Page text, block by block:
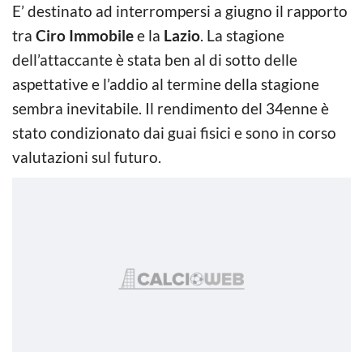
E’ destinato ad interrompersi a giugno il rapporto
tra Ciro Immobilee la Lazio. La stagione
dell’attaccante è stata ben al di sotto delle
aspettative e l’addio al termine della stagione
sembra inevitabile. Il rendimento del 34enne è
stato condizionato dai guai fisici e sono in corso
valutazioni sul futuro.